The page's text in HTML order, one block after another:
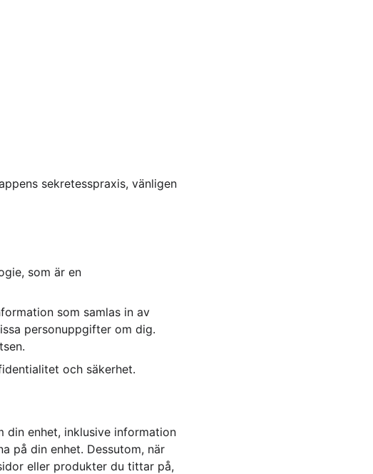
sekretesspraxis, vänligen
som är en
som samlas in av
personuppgifter om dig.
och säkerhet.
din enhet, inklusive information
på din enhet. Dessutom, när
eller produkter du tittar på,